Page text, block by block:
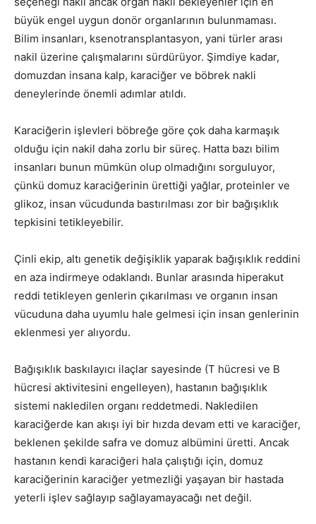
büyük engel uygun donör organlarının bulunmaması.
Bilim insanları, ksenotransplantasyon, yani türler arası
nakil üzerine çalışmalarını sürdürüyor. Şimdiye kadar,
domuzdan insana kalp, karaciğer ve böbrek nakli
deneylerinde önemli adımlar atıldı.
Karaciğerin işlevleri böbreğe göre çok daha karmaşık
olduğu için nakil daha zorlu bir süreç. Hatta bazı bilim
insanları bunun mümkün olup olmadığını sorguluyor,
çünkü domuz karaciğerinin ürettiği yağlar, proteinler ve
glikoz, insan vücudunda bastırılması zor bir bağışıklık
tepkisini tetikleyebilir.
Çinli ekip, altı genetik değişiklik yaparak bağışıklık reddini
en aza indirmeye odaklandı. Bunlar arasında hiperakut
reddi tetikleyen genlerin çıkarılması ve organın insan
vücuduna daha uyumlu hale gelmesi için insan genlerinin
eklenmesi yer alıyordu.
Bağışıklık baskılayıcı ilaçlar sayesinde (T hücresi ve B
hücresi aktivitesini engelleyen), hastanın bağışıklık
sistemi nakledilen organı reddetmedi. Nakledilen
karaciğerde kan akışı iyi bir hızda devam etti ve karaciğer,
beklenen şekilde safra ve domuz albümini üretti. Ancak
hastanın kendi karaciğeri hala çalıştığı için, domuz
karaciğerinin karaciğer yetmezliği yaşayan bir hastada
yeterli işlev sağlayıp sağlayamayacağı net değil.